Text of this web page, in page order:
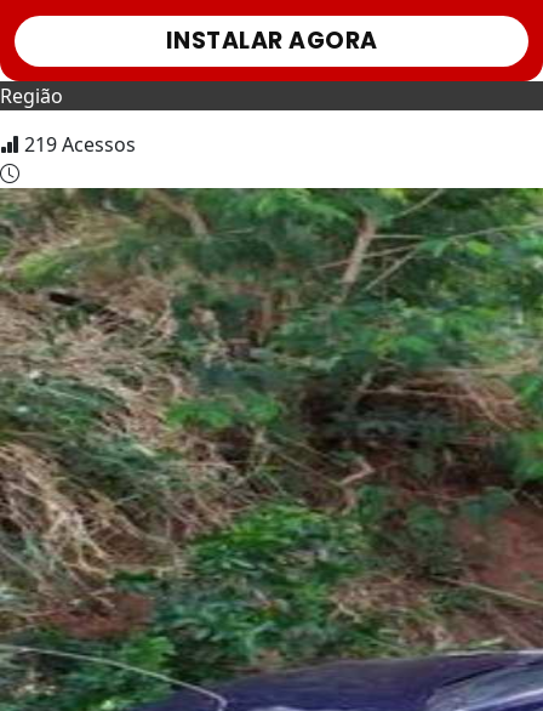
INSTALAR AGORA
Região
219Acessos